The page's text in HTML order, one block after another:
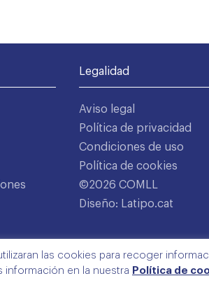
Legalidad
Aviso legal
Política de privacidad
Condiciones de uso
Política de cookies
©2026 COMLL
Diseño: Latipo.cat
las cookies para recoger
información en la nuestra Política de